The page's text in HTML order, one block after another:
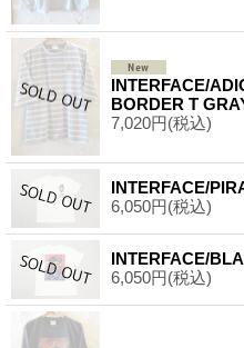
INTERFACE/
BORDER T
7,020円(税込)
INTERFACE/
6,050円(税込)
INTERFACE/
6,050円(税込)